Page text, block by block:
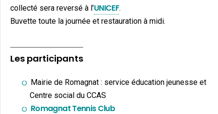
collecté sera reversé à l’UNICEF.
Buvette toute la journée et restauration à midi.
Les participants
Mairie de Romagnat : service éducation jeunesse et
Centre social du CCAS
Romagnat Tennis Club